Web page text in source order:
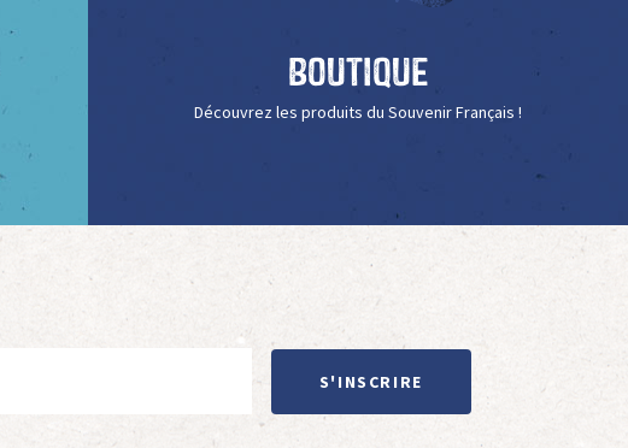
Boutique
Découvrez les produits du Souvenir Français !
S'INSCRIRE